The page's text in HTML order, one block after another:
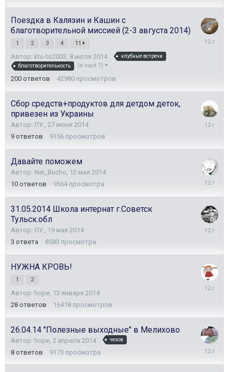
Поездка в Калязин и Кашин с
благотворительной миссией (2-3 августа 2014)
1 2 3 4 11
Автор: kto-to2003, 8 июля 2014
клубные встречи
благотворительность
(и ещё 1)
200 ответов 42980 просмотров
Сбор средств+продуктов для детдом деток,
привезен из Украины
Автор: ЛУ. 27 июня 2014
9 ответов 9156 просмотров
11
Давайте поможем
Автор: Net_Bucho 12 мая 2014
10 ответов 9564 просмотра
31.05.2014 Школа интернат г.Советск
Тульск.обл
Автор: ЛУ.
19 мая 2014
3 ответа 8583 просмотра
20
НУЖНА КРОВЬ!
1 2
Автор: hope 13 января 2014
28 ответов 16418 просмотров
26.04.14 "Полезные выходные" в Мелихово
Автор: hope 2 апреля 2014 чехов
8 ответов 9173 просмотра
21